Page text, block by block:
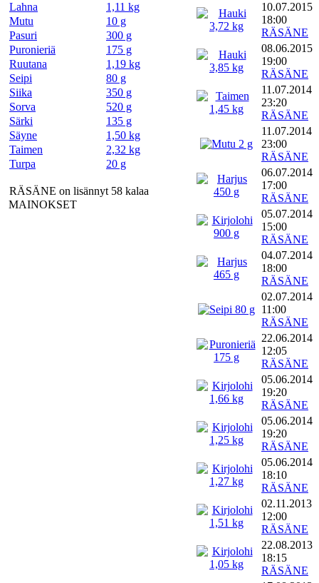
Lahna
1,11 kg
Mutu
10 g
Pasuri
300 g
Puronieriä
175 g
Ruutana
1,19 kg
Seipi
80 g
Siika
350 g
Sorva
520 g
Särki
135 g
Säyne
1,50 kg
Taimen
2,32 kg
Turpa
20 g
RÄSÄNE on lisännyt 58 kalaa
MAINOKSET
10.07.2015
18:00
RÄSÄNE
08.06.2015
19:00
RÄSÄNE
11.07.2014
23:20
RÄSÄNE
11.07.2014
23:00
RÄSÄNE
06.07.2014
17:00
RÄSÄNE
05.07.2014
15:00
RÄSÄNE
04.07.2014
18:00
RÄSÄNE
02.07.2014
11:00
RÄSÄNE
22.06.2014
12:05
RÄSÄNE
05.06.2014
19:20
RÄSÄNE
05.06.2014
19:20
RÄSÄNE
05.06.2014
18:10
RÄSÄNE
02.11.2013
12:00
RÄSÄNE
22.08.2013
18:15
RÄSÄNE